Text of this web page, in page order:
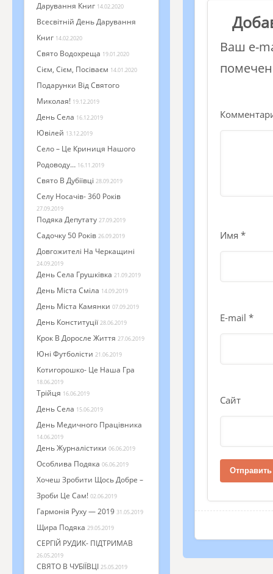
Дарування Книг 14.02.2020
Всесвітній День Дарування
Книг 14.02.2020
Свято Водохреща 19.01.2020
Сієм, Сієм, Посіваєм 14.01.2020
Подарунки Від Святого
Миколая! 19.12.2019
День Села 16.12.2019
Ювілей 13.12.2019
Село – Це Криниця Нашого
Родоводу… 16.11.2019
Свято В Дубіївці 28.09.2019
Селу Носачів- 360 Років
27.09.2019
Подяка Депутату 27.09.2019
Садочку 50 Років 26.09.2019
Довгожителі На Черкащині
24.09.2019
День Села Грушківка 21.09.2019
День Міста Сміла 14.09.2019
День Міста Камянки 07.09.2019
День Конституції 28.06.2019
Крок В Доросле Життя 27.06.2019
Юні Футболісти 21.06.2019
Котигорошко- Це Наша Гра
18.06.2019
Трійця 16.06.2019
День Села 15.06.2019
День Медичного Працівника
14.06.2019
День Журналістики 06.06.2019
Особлива Подяка 06.06.2019
Хочеш Зробити Щось Добре –
Зроби Це Сам! 02.06.2019
Гармонія Руху — 2019 31.05.2019
Щира Подяка 29.05.2019
СЕРГІЙ РУДИК- ПІДТРИМАВ
26.05.2019
СВЯТО В ЧУБІЇВЦІ 25.05.2019
Ваш e-
Имя *
E-mail *
Сайт